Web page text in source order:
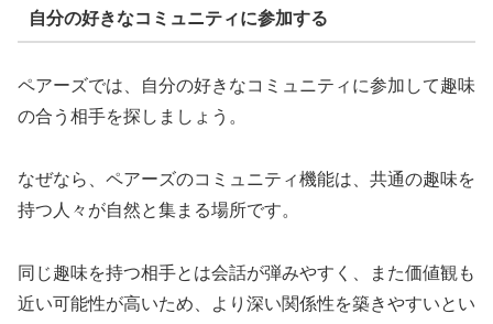
自分の好きなコミュニティに参加する
ペアーズでは、自分の好きなコミュニティに参加して趣味
の合う相手を探しましょう。
なぜなら、ペアーズのコミュニティ機能は、共通の趣味を
持つ人々が自然と集まる場所です。
同じ趣味を持つ相手とは会話が弾みやすく、また価値観も
近い可能性が高いため、より深い関係性を築きやすいとい